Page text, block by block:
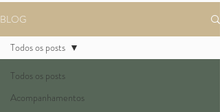
BLOG
Todos os posts
Acompanhamentos
Todos os posts